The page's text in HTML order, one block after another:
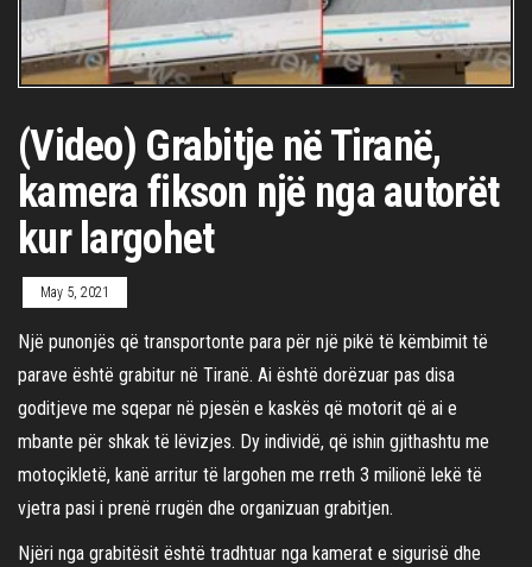
(Video) Grabitje në Tiranë,
kamera fikson një nga autorët
kur largohet
May 5, 2021
Një punonjës që transportonte para për një pikë të këmbimit të
parave është grabitur në Tiranë. Ai është dorëzuar pas disa
goditjeve me sqepar në pjesën e kaskës që motorit që ai e
mbante për shkak të lëvizjes. Dy individë, që ishin gjithashtu me
motoçikletë, kanë arritur të largohen me rreth 3 milionë lekë të
vjetra pasi i prenë rrugën dhe organizuan grabitjen.
Njëri nga grabitësit është tradhtuar nga kamerat e sigurisë dhe